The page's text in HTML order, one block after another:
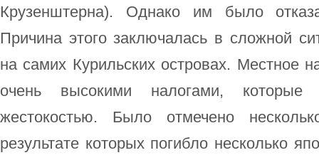
Крузенштерна). Однако им было
Причина этого заключалась в сложной
на самих Курильских островах. Местное
очень высокими налогами,
жестокостью. Было отмечено
результате которых погибло несколько